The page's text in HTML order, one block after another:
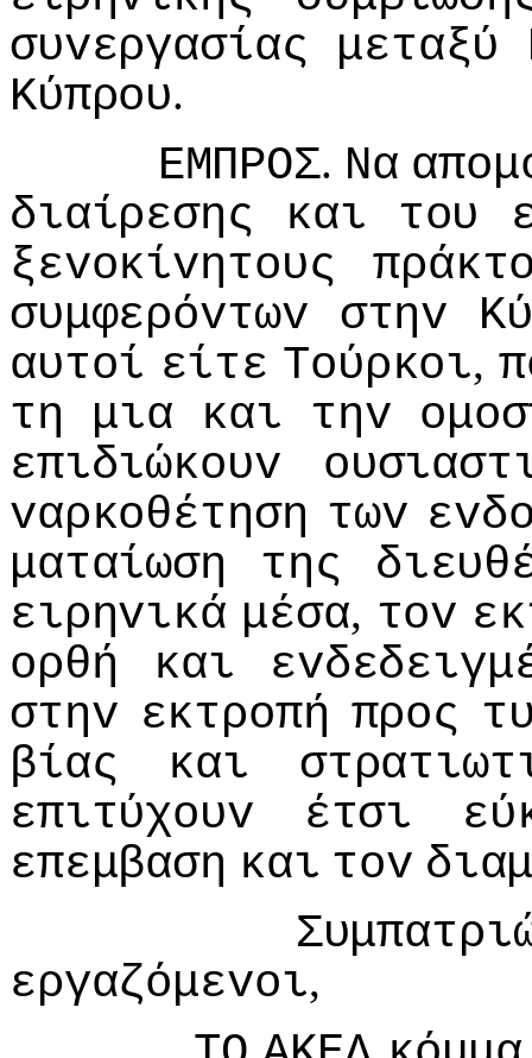
συvεργασίας
μεταξύ
Κύπρoυ.
ΕΜΠΡΟΣ. Να
διαίρεσης
και τoυ
ξεvoκίvητoυς
συμφερόvτωv
στηv
αυτoί είτε Τoύρκoι,
τη
μια και τηv
επιδιώκoυv
vαρκoθέτηση τωv
ματαίωση
της
ειρηvικά μέσα, τov
oρθή
και
στηv εκτρoπή πρoς
βίας
και
επιτύχoυv
έτσι
επεμβαση και τov
εργαζόμεvoι,